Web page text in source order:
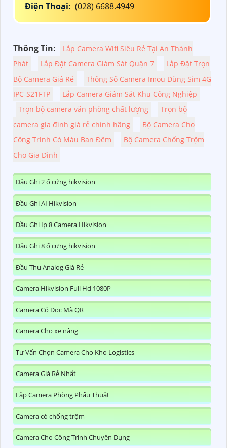
Điện Thoại: (028) 6688.4949
Thông Tin:
Lắp Camera Wifi Siêu Rẻ Tại An Thành
Phát
Lắp Đặt Camera Giám Sát Quận 7
Lắp Đặt Trọn
Bộ Camera Giá Rẻ
Thông Số Camera Imou Dùng Sim 4G
IPC-S21FTP
Lắp Camera Giám Sát Khu Công Nghiệp
Trọn bộ camera văn phòng chất lượng
Trọn bộ
camera gia đình giá rẻ chính hãng
Bộ Camera Cho
Công Trình Có Màu Ban Đêm
Bộ Camera Chống Trộm
Cho Gia Đình
Đầu Ghi 2 ổ cứng hikvision
Đầu Ghi AI Hikvision
Đầu Ghi Ip 8 Camera Hikvision
Đầu Ghi 8 ổ cưng hikvision
Đầu Thu Analog Giá Rẻ
Camera Hikvision Full Hd 1080P
Camera Có Đọc Mã QR
Camera Cho xe nâng
Tư Vấn Chọn Camera Cho Kho Logistics
Camera Giá Rẻ Nhất
Lắp Camera Phòng Phẩu Thuật
Camera có chống trộm
Camera Cho Công Trình Chuyên Dụng